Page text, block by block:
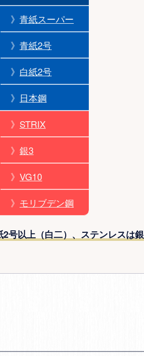
》 青紙スーパー
》 青紙2号
》 白紙2号
》 日本鋼
》 STRIX
》 銀3
》 VG10
》 モリブデン鋼
号以上（白二）、ステンレスは銀